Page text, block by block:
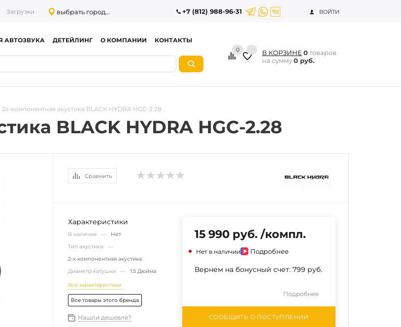
Загрузки выбрать город... +7 (812) 988-96-31 ВОЙТИ
АВТОЗВУКА ДЕТЕЙЛИНГ О КОМПАНИИ КОНТАКТЫ
0 В КОРЗИНЕ 0товаров
на сумму0 руб.
2х-компонентная акустика BLACK HYDRA HGC-2.28
BLACK HYDRA HGC-2.28
Сравнить
Характеристики
В наличии — Нет
Тип акустики —
2-х компонентная акустика
Диаметр катушки —1.5 Дюйма
Все характеристики
Все товары этого бренда
Нашли дешевле?
15 990 руб. /компл.
Нет в наличии Подробнее
Вернем на бонусный счет: 799 руб.
Подробнее
СООБЩИТЬ О ПОСТУПЛЕНИИ